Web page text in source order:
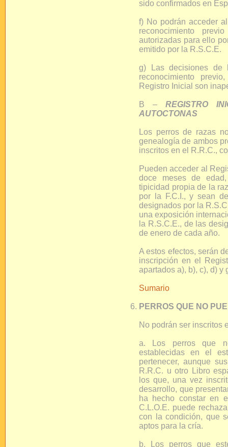
sido confirmados en
f) No podrán acceder
reconocimiento
autorizadas para ello
emitido por la R.S.C.E.
g) Las decisiones de
reconocimiento
Registro Inicial son
B – REGISTRO
AUTOCTONAS
Los perros de razas
genealogía de ambos
inscritos en el R.R.C.,
Pueden acceder al
doce meses de edad,
tipicidad propia de la
por la F.C.I., y sean
designados por la
una exposición
la R.S.C.E., de las
de enero de cada año.
A estos efectos, serán
inscripción en el
apartados a), b), c), d) y
Sumario
PERROS QUE NO
No podrán ser inscritos
a. Los perros que
establecidas en el
pertenecer, aunque
R.R.C. u otro Libro
los que, una vez
desarrollo, que
ha hecho constar en
C.L.O.E. puede
con la condición, que
aptos para la cría.
b. Los perros que